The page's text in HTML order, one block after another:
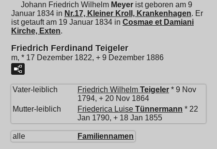
Johann Friedrich Wilhelm Meyer ist geboren am 9
Januar 1834 in Nr.17, Kleiner Kroll, Krankenhagen. Er
ist getauft am 19 Januar 1834 in Cosmae et Damiani
Kirche, Exten.
Friedrich Ferdinand Teigeler
m, * 17 Dezember 1822, + 9 Dezember 1886
Vater-leiblich Friedrich Wilhelm Teigeler * 9 Nov
1794, + 20 Nov 1864
Mutter-leiblich
Friederica Luise Tünnermann * 22
Jan 1790, + 18 Jan 1855
alle Familiennamen